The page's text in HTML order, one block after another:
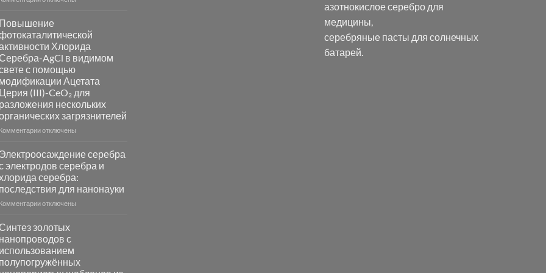
синтез
катализаторов
и
сенсоров
на
основе
металлов
платиновой
группы
Повышение
Хлорида
Серебра-AgCl в видимом
с помощью
модификации Ацетата
Церия (III)-CeO₂ для
разложения нескольких
загрязнителей
Комментариик
фотокаталитической
активности
Хлорида
Серебра-
AgCl
свете
с
помощью
модификации
отключены
Электроосаждение серебра
электродов серебра и
серебра:
последствия для нанонауки
Комментариик
серебра
с
электродов
серебра
отключены
Синтез золотых
нанопроводов с
использованием
полупогружённых
азотнокислое серебродля
медицины,
серебряные пасты для солнечных
батарей.